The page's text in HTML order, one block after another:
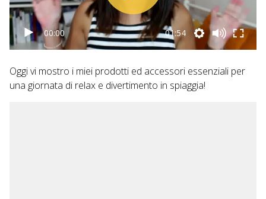
00:00 01:54
Oggi vi mostro i miei prodotti ed accessori essenziali per
una giornata di relax e divertimento in spiaggia!